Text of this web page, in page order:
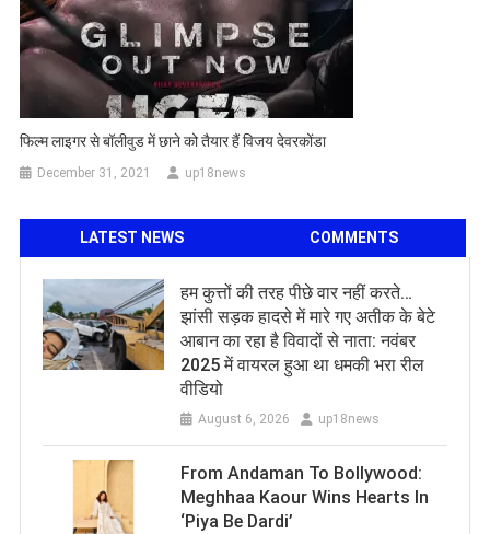
फिल्म लाइगर से बॉलीवुड में छाने को तैयार हैं विजय देवरकोंडा
December 31, 2021 up18news
LATEST NEWS COMMENTS
हम कुत्तों की तरह पीछे वार नहीं करते…
झांसी सड़क हादसे में मारे गए अतीक के बेटे
आबान का रहा है विवादों से नाता: नवंबर
2025 में वायरल हुआ था धमकी भरा रील
वीडियो
August 6, 2026 up18news
From Andaman To Bollywood:
Meghhaa Kaour Wins Hearts In
‘Piya Be Dardi’